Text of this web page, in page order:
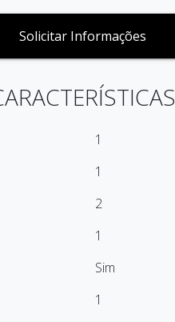
Solicitar Informações
1
1
2
1
Sim
1